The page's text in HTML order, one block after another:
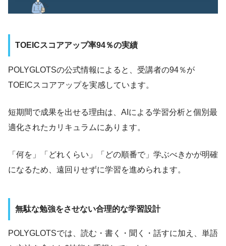
TOEICスコアアップ率94％の実績
POLYGLOTSの公式情報によると、受講者の94％が
TOEICスコアアップを実感しています。
短期間で成果を出せる理由は、AIによる学習分析と個別最
適化されたカリキュラムにあります。
「何を」「どれくらい」「どの順番で」学ぶべきかが明確
になるため、遠回りせずに学習を進められます。
無駄な勉強をさせない合理的な学習設計
POLYGLOTSでは、読む・書く・聞く・話すに加え、単語